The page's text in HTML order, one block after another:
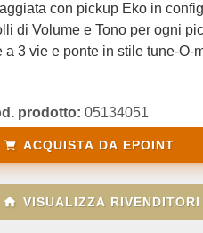
con pickup Eko in
di Volume e Tono per ogni
a 3 vie e ponte in stile tune-O-
prezzo/qualità.
prodotto: 05134051
ACQUISTA DA EPOINT
VISUALIZZA RIVENDITORI